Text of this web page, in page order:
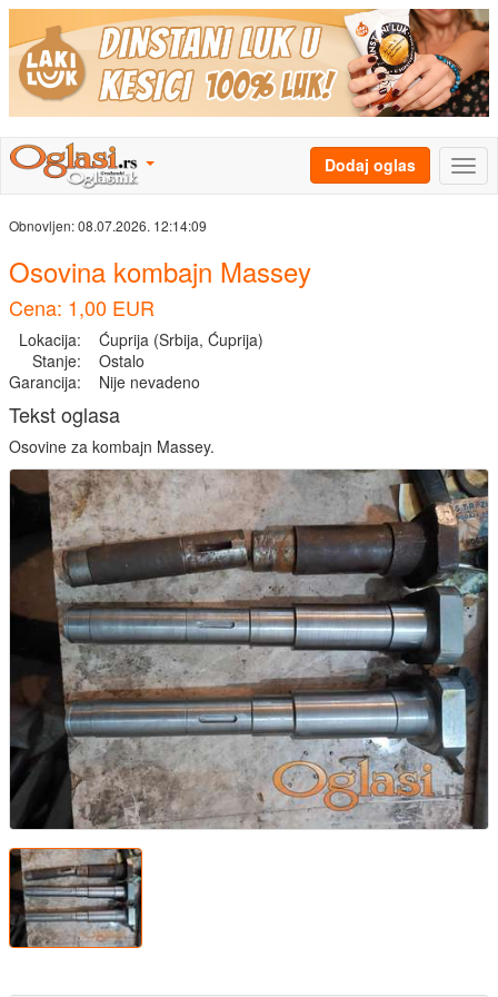
Dodaj oglas
Obnovljen:08.07.2026. 12:14:09
Osovina kombajn Massey
Cena: 1,00 EUR
Lokacija:
Ćuprija (Srbija, Ćuprija)
Stanje:
Ostalo
Garancija:
Nije nevadeno
Tekst oglasa
Osovine za kombajn Massey.